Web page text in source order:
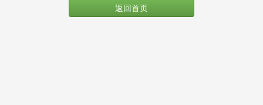
返回首页